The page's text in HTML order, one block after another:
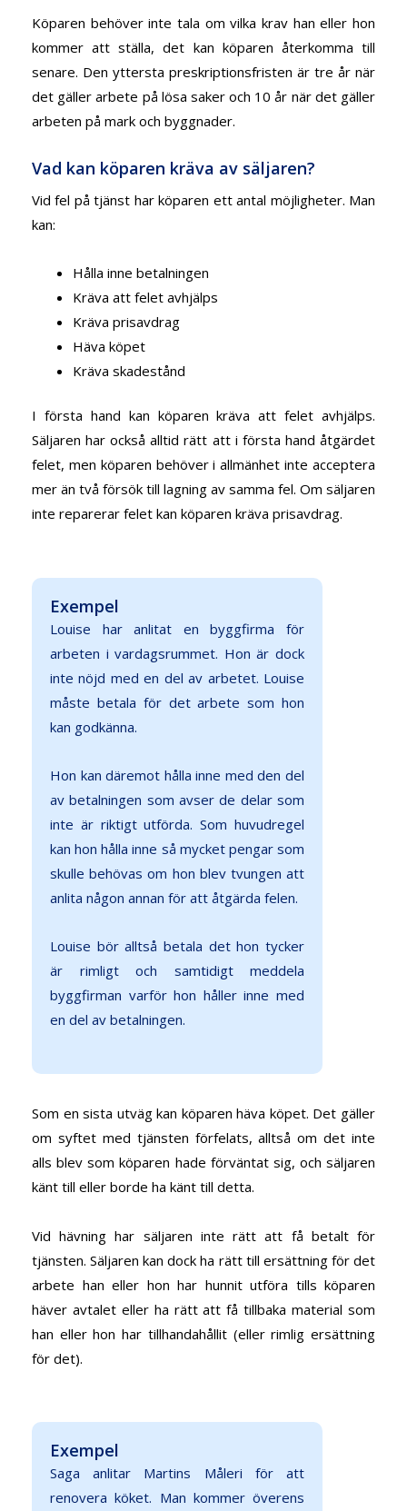
Köparen behöver inte tala om vilka krav han eller hon
kommer att ställa, det kan köparen återkomma till
senare. Den yttersta preskriptionsfristen är tre år när
det gäller arbete på lösa saker och 10 år när det gäller
arbeten på mark och byggnader.
Vad kan köparen kräva av säljaren?
Vid fel på tjänst har köparen ett antal möjligheter. Man
kan:
Hålla inne betalningen
Kräva att felet avhjälps
Kräva prisavdrag
Häva köpet
Kräva skadestånd
I första hand kan köparen kräva att felet avhjälps.
Säljaren har också alltid rätt att i första hand åtgärdet
felet, men köparen behöver i allmänhet inte acceptera
mer än två försök till lagning av samma fel. Om säljaren
inte reparerar felet kan köparen kräva prisavdrag.
Exempel
Louise har anlitat en byggfirma för
arbeten i vardagsrummet. Hon är dock
inte nöjd med en del av arbetet. Louise
måste betala för det arbete som hon
kan godkänna.
Hon kan däremot hålla inne med den del
av betalningen som avser de delar som
inte är riktigt utförda. Som huvudregel
kan hon hålla inne så mycket pengar som
skulle behövas om hon blev tvungen att
anlita någon annan för att åtgärda felen.
Louise bör alltså betala det hon tycker
är rimligt och samtidigt meddela
byggfirman varför hon håller inne med
en del av betalningen.
Som en sista utväg kan köparen häva köpet. Det gäller
om syftet med tjänsten förfelats, alltså om det inte
alls blev som köparen hade förväntat sig, och säljaren
känt till eller borde ha känt till detta.
Vid hävning har säljaren inte rätt att få betalt för
tjänsten. Säljaren kan dock ha rätt till ersättning för det
arbete han eller hon har hunnit utföra tills köparen
häver avtalet eller ha rätt att få tillbaka material som
han eller hon har tillhandahållit (eller rimlig ersättning
för det).
Exempel
Saga anlitar Martins Måleri för att
renovera köket. Man kommer överens